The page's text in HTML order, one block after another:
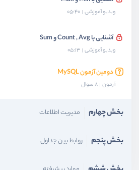
ویدیو آموزشی 05:40
آشنایی با Count , Avg و Sum
ویدیو آموزشی 05:13
دومین آزمون MySQL
آزمون 8 سوال
بخش چهارم مدیریت اطلاعات
بخش پنجم روابط بین جداول